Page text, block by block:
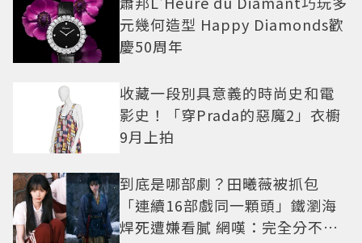
元幾何造型 Happy Diamonds歡
慶50周年
收藏一段別具意義的時尚史和電
影史！「穿Prada的惡魔2」衣櫥
9月上拍
到底是哪部劇？田曦薇被抓包
「連續16部戲同一顆頭」鐵瀏海
焊死遭嫌看膩 網嘆：完全分不出